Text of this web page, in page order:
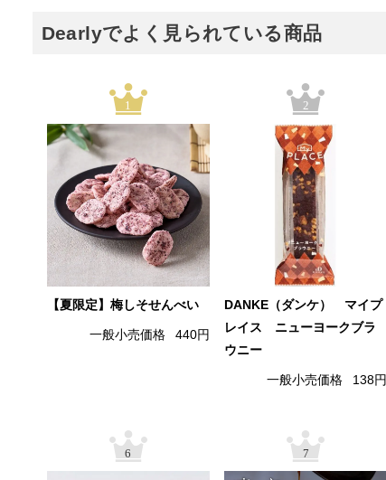
Dearlyでよく見られている商品
1
【夏限定】梅しそせんべい
一般小売価格 440円
2
DANKE（ダンケ） マイプ
レイス ニューヨークブラ
ウニー
一般小売価格 138円
6 7